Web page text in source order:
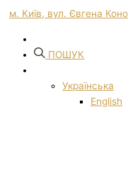
м. Київ, вул. Євгена
ПОШУК
Українська
English